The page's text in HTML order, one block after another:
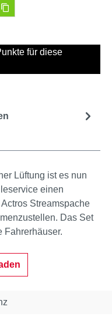
für diese
Lüftung ist es nun
einen
Streamspache
Das Set
Fahrerhäuser.